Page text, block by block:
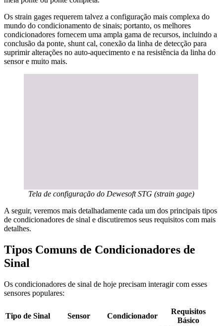
Os strain gages requerem talvez a configuração mais complexa do
mundo do condicionamento de sinais; portanto, os melhores
condicionadores fornecem uma ampla gama de recursos, incluindo a
conclusão da ponte, shunt cal, conexão da linha de detecção para
suprimir alterações no auto-aquecimento e na resistência da linha do
sensor e muito mais.
Tela de configuração do Dewesoft STG (strain gage)
A seguir, veremos mais detalhadamente cada um dos principais tipos
de condicionadores de sinal e discutiremos seus requisitos com mais
detalhes.
Tipos Comuns de Condicionadores de
Sinal
Os condicionadores de sinal de hoje precisam interagir com esses
sensores populares:
Tipo de Sinal Sensor Condicionador
Requisitos
Básico